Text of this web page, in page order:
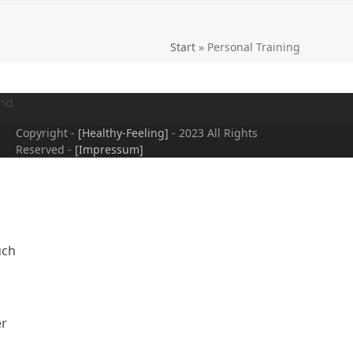
Start» Personal Training
Copyright - [Healthy-Feeling] - 2023 All Rights
Reserved - [Impressum]